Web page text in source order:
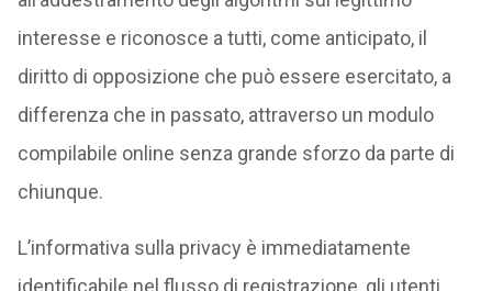
interesse e riconosce a tutti, come anticipato, il
diritto di opposizione che può essere esercitato, a
differenza che in passato, attraverso un modulo
compilabile online senza grande sforzo da parte di
chiunque.
L’informativa sulla privacy è immediatamente
identificabile nel flusso di registrazione, gli utenti